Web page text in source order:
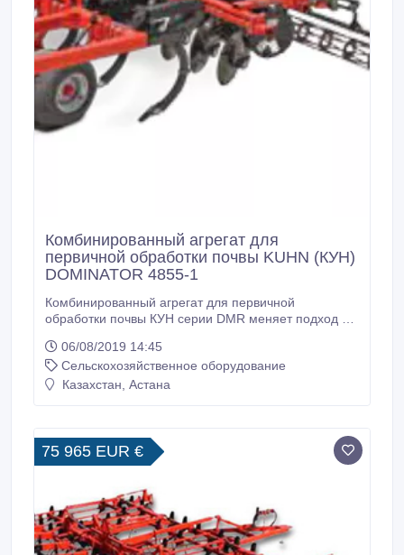
Комбинированный агрегат для
первичной обработки почвы KUHN (КУН)
DOMINATOR 4855-1
Комбинированный агрегат для первичной
обработки почвы КУН серии DMR меняет подход к
исключает необходимость дополнительных полевых
работ. За один проход, DMR измельчает
растительные остатки, и выравнивает семенное
06/08/2019 14:45
Сельскохозяйственное оборудование
Казахстан, Астана
75 965 EUR €